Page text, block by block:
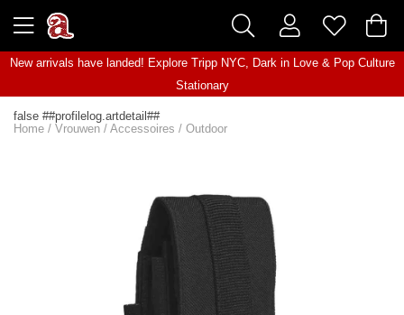
New arrivals have landed! Explore Tripp NYC, Dark in Love& Pop Culture
Stationary
false ##profilelog.artdetail##
Home / Vrouwen / Accessoires / Outdoor